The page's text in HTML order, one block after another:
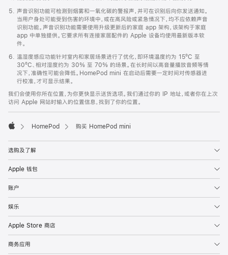
声音识别功能可检测到烟雾和一氧化碳的警报声，并可在识别后向你发送通知。
当用户身处可能受到伤害的环境中，或在高风险或紧急情况下，均不应依赖声音
识别功能。声音识别功能需要使用升级更新后的家庭 app 架构，该架构于家庭
app 中单独提供。它要求所有连接家居配件的 Apple 设备均使用最新版本软
件。
温湿度感应功能针对室内和家居场景进行了优化，即环境温度约为 15ºC 至
30ºC、相对湿度约为 30% 至 70% 的场景。在长时间以高音量播放音频等情
况下，准确性可能会降低。HomePod mini 在启动后需要一定时间对传感器进
行校准，才可显示结果。
我们会使用你所在位置，为你更快显示送货选项。我们通过你的 IP 地址，或者你在上次
访问 Apple 网站时输入的位置信息，找到了你的位置。
HomePod 购买 HomePod mini
选购及了解
Apple 钱包
账户
娱乐
Apple Store 商店
商务应用